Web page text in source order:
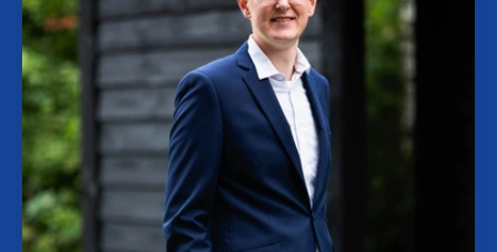
About us
Contact
SL